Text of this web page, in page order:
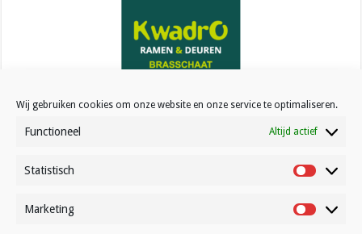
Wij gebruiken cookies om onze website en onze service te optimaliseren.
Functioneel Altijd actief
Statistisch Statistisch
Marketing
Kwadro Ramen & Deuren
Contact